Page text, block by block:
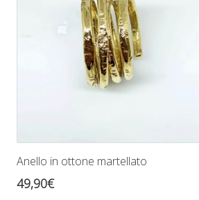
Anello in ottone martellato
49,90€